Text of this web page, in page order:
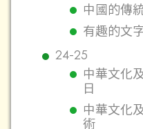
中國的傳
有趣的文
24-25
中華文化
日
中華文化
術